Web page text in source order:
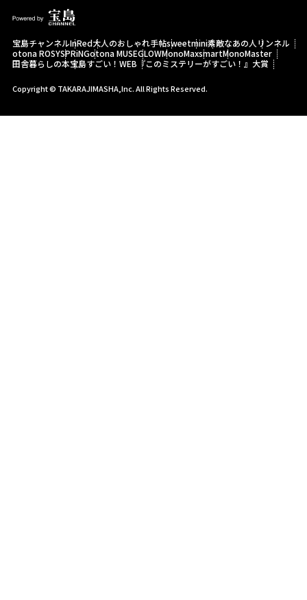
宝島チャンネルInRed大人のおしゃれ手帖sweetmini素敵なあの人 リンネル
otona ROSYSPRiNGotona MUSEGLOWMonoMaxsmartMonoMaster
田舎暮らしの本宝島すごい！WEB 『このミステリーがすごい！』大賞
Copyright © TAKARAJIMASHA,Inc. All Rights Reserved.